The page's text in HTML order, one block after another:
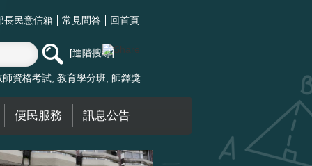
長民意信箱 常見問答 回首頁
進階搜尋
師資格考試 教育學分班 師鐸獎
便民服務 訊息公告